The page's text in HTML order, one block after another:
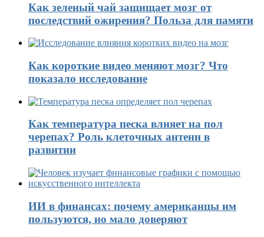
Как зеленый чай защищает мозг от
последствий ожирения? Польза для памяти
Как короткие видео меняют мозг? Что
показало исследование
Как температура песка влияет на пол
черепах? Роль клеточных антенн в
развитии
ИИ в финансах: почему американцы им
пользуются, но мало доверяют